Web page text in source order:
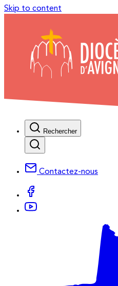
Skip to content
Rechercher
Contactez-nous